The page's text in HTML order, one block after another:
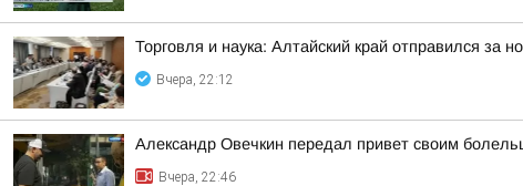
Торговля и наука: Алтайский край отправился за
Вчера, 22:12
Александр Овечкин передал привет своим
Вчера, 22:46